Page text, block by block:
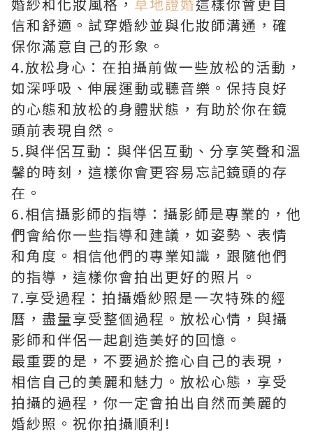
信和舒適。試穿婚紗並與化妝師溝通，確
保你滿意自己的形象。
4.放松身心：在拍攝前做一些放松的活動，
如深呼吸、伸展運動或聽音樂。保持良好
的心態和放松的身體狀態，有助於你在鏡
頭前表現自然。
5.與伴侶互動：與伴侶互動、分享笑聲和溫
馨的時刻，這樣你會更容易忘記鏡頭的存
在。
6.相信攝影師的指導：攝影師是專業的，他
們會給你一些指導和建議，如姿勢、表情
和角度。相信他們的專業知識，跟隨他們
的指導，這樣你會拍出更好的照片。
7.享受過程：拍攝婚紗照是一次特殊的經
曆，盡量享受整個過程。放松心情，與攝
影師和伴侶一起創造美好的回憶。
最重要的是，不要過於擔心自己的表現，
相信自己的美麗和魅力。放松心態，享受
拍攝的過程，你一定會拍出自然而美麗的
婚紗照。祝你拍攝順利!